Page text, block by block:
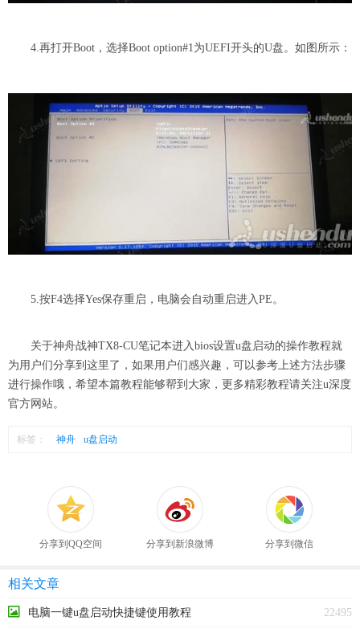
4.再打开Boot，选择Boot option#1为UEFI开头的U盘。如图所示：
5.按F4选择Yes保存重启，电脑会自动重启进入PE。
关于神舟战神TX8-CU笔记本进入bios设置u盘启动的操作教程就
为用户们分享到这里了，如果用户们感兴趣，可以参考上述方法步骤
进行操作哦，希望本篇教程能够帮到大家，更多精彩教程请关注u深度
官方网站。
标签： 神舟 u盘启动
分享到QQ空间 分享到新浪微博 分享到微信
相关文章
电脑一键u盘启动快捷键使用教程 22495